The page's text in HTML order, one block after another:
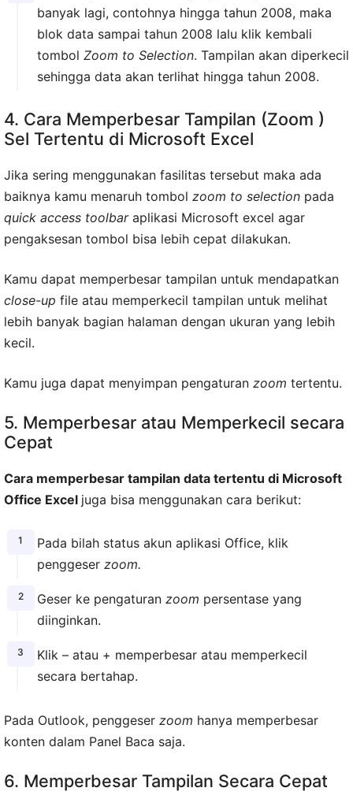
banyak lagi, contohnya hingga tahun 2008, maka
blok data sampai tahun 2008 lalu klik kembali
tombol Zoom to Selection. Tampilan akan diperkecil
sehingga data akan terlihat hingga tahun 2008.
4. Cara Memperbesar Tampilan (Zoom )
Sel Tertentu di Microsoft Excel
Jika sering menggunakan fasilitas tersebut maka ada
baiknya kamu menaruh tombol zoom to selection pada
quick access toolbaraplikasi Microsoft excel agar
pengaksesan tombol bisa lebih cepat dilakukan.
Kamu dapat memperbesar tampilan untuk mendapatkan
close-up file atau memperkecil tampilan untuk melihat
lebih banyak bagian halaman dengan ukuran yang lebih
kecil.
Kamu juga dapat menyimpan pengaturan zoom tertentu.
5. Memperbesar atau Memperkecil secara
Cepat
Cara memperbesar tampilan data tertentu di Microsoft
Office Excel juga bisa menggunakan cara berikut:
Pada bilah status akun aplikasi Office, klik
penggeser zoom.
Geser ke pengaturan zoom persentase yang
diinginkan.
Klik – atau + memperbesar atau memperkecil
secara bertahap.
Pada Outlook, penggeser zoom hanya memperbesar
konten dalam Panel Baca saja.
6. Memperbesar Tampilan Secara Cepat